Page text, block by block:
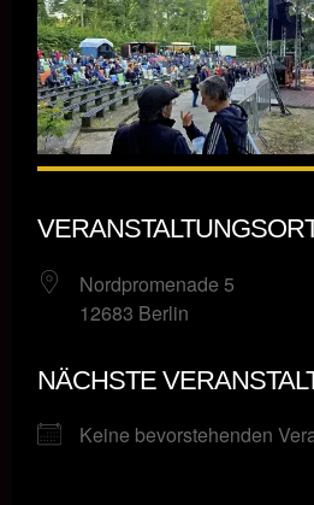
Nordpromenade 5
12683 Berlin
NÄCHSTE
Keine bevorstehenden